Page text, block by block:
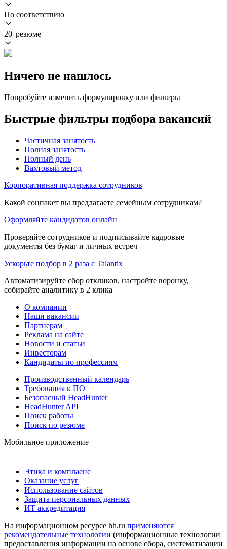
По соответствию
20 резюме
Ничего не нашлось
Попробуйте изменить формулировку или фильтры
Быстрые фильтры подбора вакансий
Частичная занятость
Полная занятость
Полный день
Вахтовый метод
Корпоративная поддержка сотрудников
Какой соцпакет вы предлагаете семейным сотрудникам?
Оформляйте кандидатов онлайн
Проверяйте сотрудников и подписывайте кадровые
документы без бумаг и личных встреч
Ускорьте подбор в 2 раза с Talantix
Автоматизируйте сбор откликов, настройте воронку,
собирайте аналитику в 2 клика
О компании
Наши вакансии
Партнерам
Реклама на сайте
Новости и статьи
Инвесторам
Кандидаты по профессиям
Производственный календарь
Требования к ПО
Безопасный HeadHunter
HeadHunter API
Поиск работы
Поиск по резюме
Мобильное приложение
Этика и комплаенс
Оказание услуг
Использование сайтов
Защита персональных данных
ИТ аккредитация
На информационном ресурсе hh.ru применяются
рекомендательные технологии (информационные технологии
предоставления информации на основе сбора, систематизации